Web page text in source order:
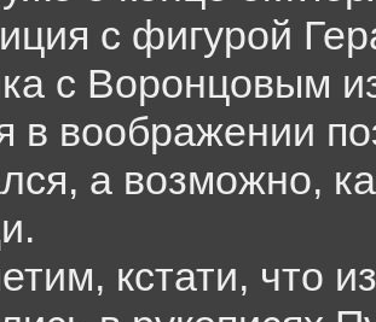
с фигурой
с Воронцовым
в воображении
а возможно,
кстати, что